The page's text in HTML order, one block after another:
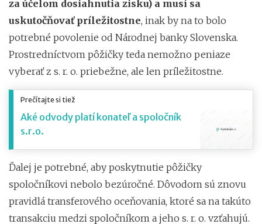
za účelom dosiahnutia zisku) a musí sa
uskutočňovať príležitostne, inak by na to bolo
potrebné povolenie od Národnej banky Slovenska.
Prostredníctvom pôžičky teda nemožno peniaze
vyberať z s. r. o. priebežne, ale len príležitostne.
Prečítajte si tiež
Aké odvody platí konateľ a spoločník
s.r.o.
Ďalej je potrebné, aby poskytnutie pôžičky
spoločníkovi nebolo bezúročné. Dôvodom sú znovu
pravidlá transferového oceňovania, ktoré sa na takúto
transakciu medzi spoločníkom a jeho s. r. o. vzťahujú.